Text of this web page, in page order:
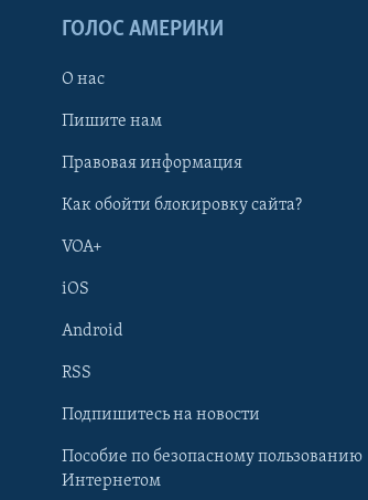
Learning English
ГОЛОС АМЕРИКИ
О нас
Пишите нам
Правовая информация
Как обойти блокировку сайта?
VOA+
iOS
Android
RSS
Подпишитесь на новости
Пособие по безопасному пользованию
Интернетом